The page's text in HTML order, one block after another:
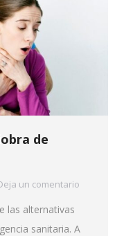
de
un comentario
las alternativas
sanitaria. A